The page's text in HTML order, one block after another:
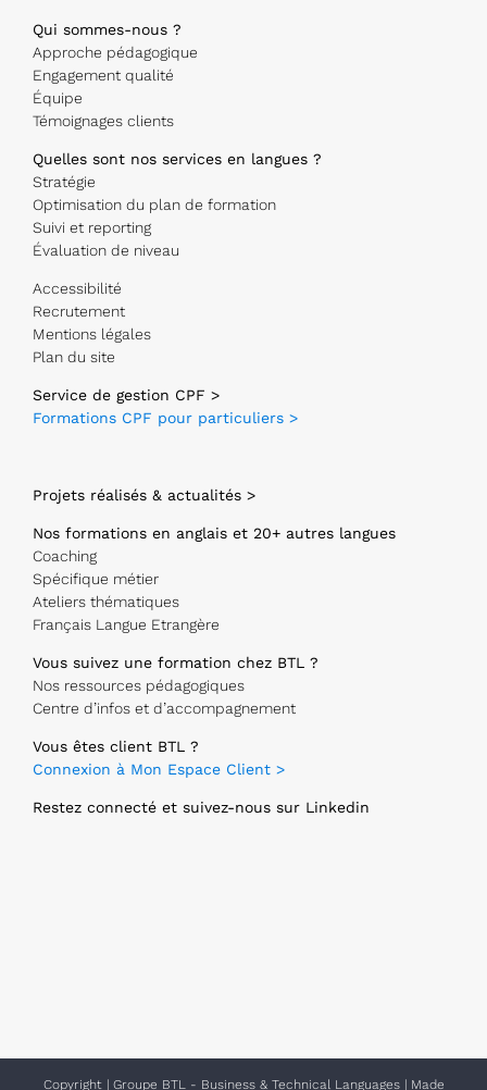
Qui sommes-nous ?
Approche pédagogique
Engagement qualité
Équipe
Témoignages clients
Quelles sont nos services en langues ?
Stratégie
Optimisation du plan de formation
Suivi et reporting
Évaluation de niveau
Accessibilité
Recrutement
Mentions légales
Plan du site
Service de gestion CPF >
Formations CPF pour particuliers >
Projets réalisés & actualités >
Nos formations en anglais et 20+ autres langues
Coaching
Spécifique métier
Ateliers thématiques
Français Langue Etrangère
Vous suivez une formation chez BTL ?
Nos ressources pédagogiques
Centre d’infos et d’accompagnement
Vous êtes client BTL ?
Connexion à Mon Espace Client >
Restez connecté et suivez-nous sur Linkedin
Copyright | Groupe BTL - Business & Technical Languages | Made